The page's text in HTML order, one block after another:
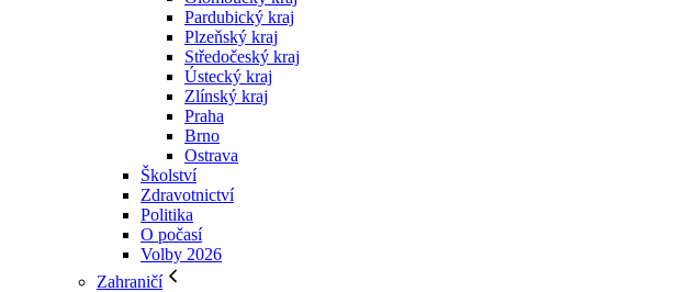
Pardubický kraj
Plzeňský kraj
Středočeský kraj
Ústecký kraj
Zlínský kraj
Praha
Brno
Ostrava
Školství
Zdravotnictví
Politika
O počasí
Volby 2026
Zahraničí